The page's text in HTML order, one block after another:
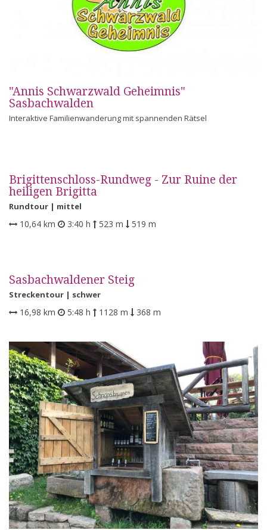
"Annis Schwarzwald Geheimnis"
Sasbachwalden
Interaktive Familienwanderung mit spannenden Rätsel
Brigittenschloss-Rundweg - Zur Ruine der
heiligen Brigitta
Rundtour | mittel
10,64 km 3:40 h 523 m 519 m
Sasbachwaldener Steig
Streckentour | schwer
16,98 km 5:48 h 1128 m 368 m